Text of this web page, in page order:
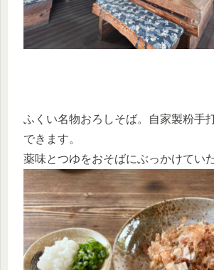
ふくい名物おろしそば。自家製粉手
できます。
薬味とつゆをおそばにぶっかけてい